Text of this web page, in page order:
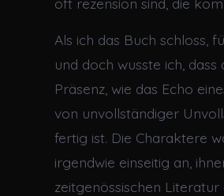
Als ich das Buch schloss,
und doch wusste ich,
Präsenz, wie das Echo
von unvollständiger
fertig ist. Die Charaktere
irgendwie einseitig an,
zeitgenössischen